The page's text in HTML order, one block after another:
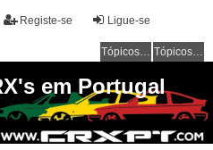
Ligue-se
Registe-se
Tópicos sem resposta Tópicos ativos
em Portugal